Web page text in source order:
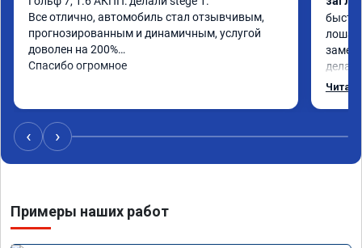
Все отлично, автомобиль стал отзывчивым,
прогнозированным и динамичным, услугой
доволен на 200%
Спасибо огромное
может
‹ ›
Примеры наших работ